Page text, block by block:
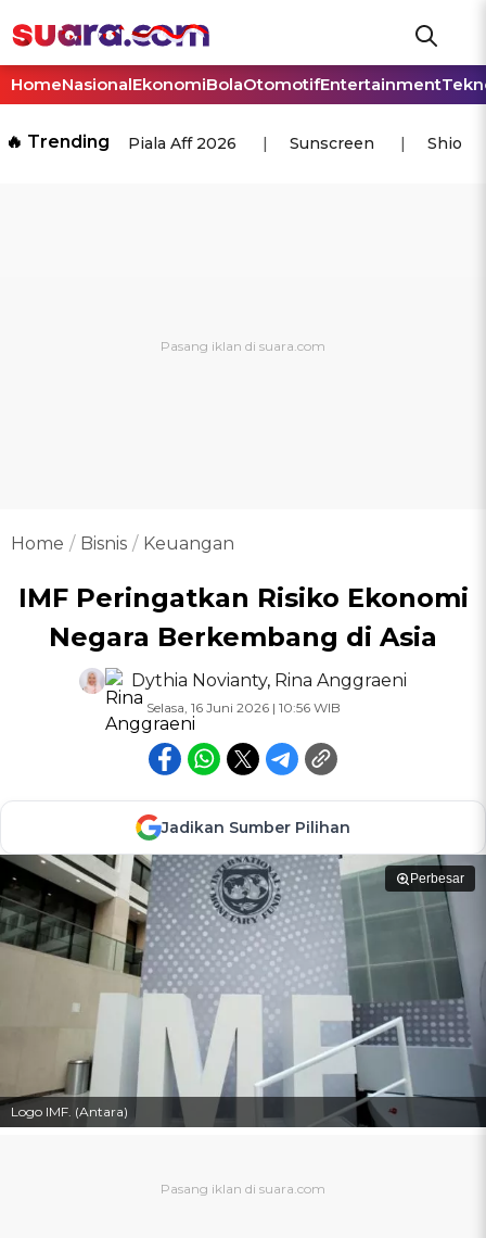
HomeNasionalEkonomiBolaOtomotifEntertainment
🔥 Trending Piala Aff 2026 Sunscreen Shio
Home Bisnis Keuangan
IMF Peringatkan Risiko Ekonomi
Negara Berkembang di Asia
Dythia Novianty, Rina Anggraeni
Selasa, 16 Juni 2026 | 10:56 WIB
Jadikan Sumber Pilihan
Perbesar
Logo IMF. (Antara)